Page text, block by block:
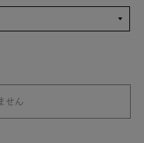
せん